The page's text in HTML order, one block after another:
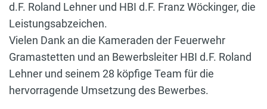
d.F. Roland Lehner und HBI d.F. Franz Wöckinger, die
Leistungsabzeichen.
Vielen Dank an die Kameraden der Feuerwehr
Gramastetten und an Bewerbsleiter HBI d.F. Roland
Lehner und seinem 28 köpfige Team für die
hervorragende Umsetzung des Bewerbes.